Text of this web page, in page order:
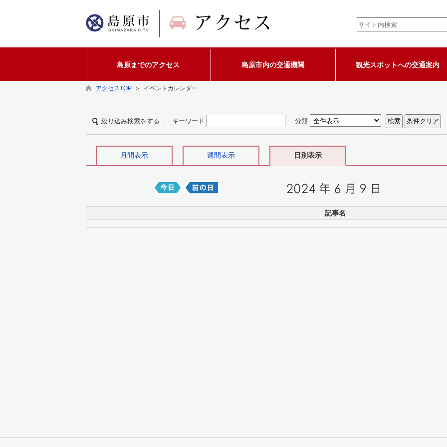
島原までのアクセス 島原市内の交通機関 観光スポットへの交通案内
アクセスTOP ＞ イベントカレンダー
絞り込み検索をする キーワード 分類
月間表示 週間表示 日別表示
記事名